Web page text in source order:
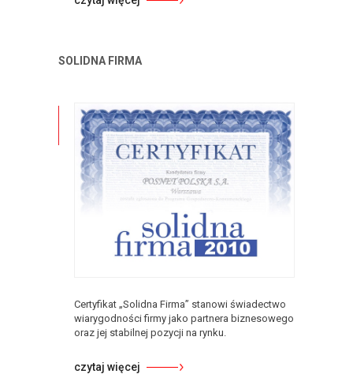
SOLIDNA FIRMA
Certyfikat „Solidna Firma” stanowi świadectwo
wiarygodności firmy jako partnera biznesowego
oraz jej stabilnej pozycji na rynku.
czytaj więcej